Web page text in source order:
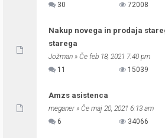
30
72008
Nakup novega in prodaja
starega
Jožman » Če feb 18, 2021 7:40 pm
11
15039
Amzs asistenca
meganer» Če maj 20, 2021 6:13 am
6
34066